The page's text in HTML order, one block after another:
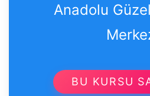
Anadolu
BU KURSU